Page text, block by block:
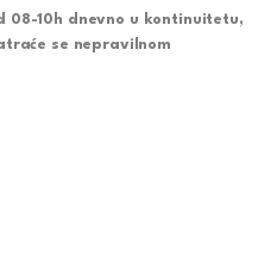
10h dnevno u kontinuitetu,
se nepravilnom
S3 6500K SMD ECO 150W